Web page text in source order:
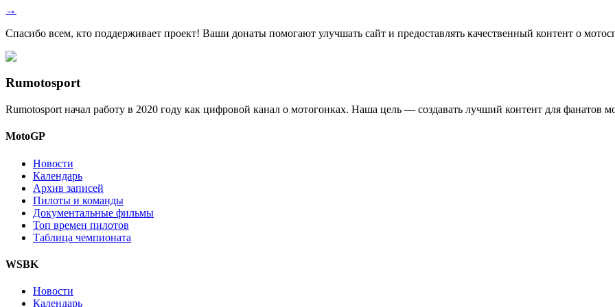
→
Спасибо всем, кто поддерживает проект! Ваши донаты помогают улучшать сайт и предоставлять качественный контент о
Rumotosport
Rumotosport начал работу в 2020 году как цифровой канал о мотогонках. Наша цель — создавать лучший контент для фанатов
MotoGP
Новости
Календарь
Архив записей
Пилоты и команды
Документальные фильмы
Топ времен пилотов
Таблица чемпионата
WSBK
Новости
Календарь